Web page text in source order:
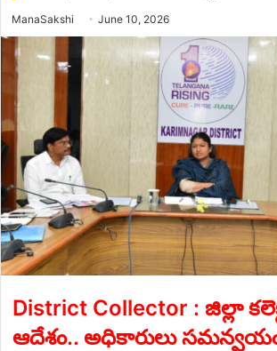
ManaSakshi Send June 10, 2026
District Collector : జిల్లా
ఆదేశం.. అధికారులు